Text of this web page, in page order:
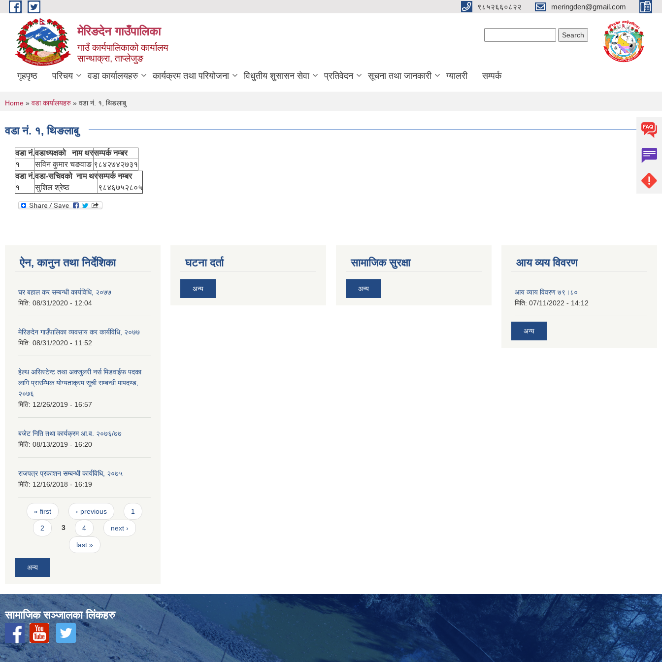
Skip to main content ९८५२६६०८२२ meringden@gmail.com
मेरिङदेन गाउँपालिका
गाउँ कार्यपालिकाको कार्यालय
सान्थाक्रा, ताप्लेजुङ
गृहपृष्ठ परिचय वडा कार्यालयहरु कार्यक्रम तथा परियोजना विधुतीय शुसासन सेवा प्रतिवेदन सूचना तथा जानकारी ग्यालरी सम्पर्क
You are here
Home » वडा कार्यालयहरु » वडा नं. १, थिङलाबु
वडा नं. १, थिङलाबु
वडा नं.वडाध्यक्षको नाम थरसम्पर्क नम्बर
१
सविन कुमार चङवाङ ९८४२७४२७३१
वडा नं.वडा-सचिवको नाम थरसम्पर्क नम्बर
१
सुशिल श्रेष्ठ ९८४६७५२८०५
ऐन, कानुन तथा निर्देशिका
घर बहाल कर सम्बन्धी कार्यविधि, २०७७
मिति: 08/31/2020 - 12:04
मेरिङदेन गाउँपालिका व्यवसाय कर कार्यविधि, २०७७
मिति: 08/31/2020 - 11:52
हेल्थ असिस्टेन्ट तथा अक्जुलरी नर्स मिडवाईफ पदका
लागि प्रारम्भिक योग्यताक्रम सूची सम्बन्धी मापदण्ड,
२०७६
मिति: 12/26/2019 - 16:57
बजेट निति तथा कार्यक्रम आ.व. २०७६/७७
मिति: 08/13/2019 - 16:20
राजपत्र प्रकाशन सम्बन्धी कार्यविधि, २०७५
मिति: 12/16/2018 - 16:19
Pages
« first ‹ previous 1
2 3 4 next ›
last »
अन्य
घटना दर्ता
अन्य
सामाजिक सुरक्षा
अन्य
आय व्यय विवरण
आय व्याय विवरण ७९।८०
मिति: 07/11/2022 - 14:12
अन्य
सामाजिक सञ्‍जालका लिंकहरु